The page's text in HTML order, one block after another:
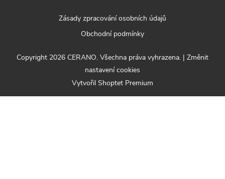
Zásady zpracování osobních údajů
Obchodní podmínky
Vytvořil Shoptet Premium
Copyright 2026 CERANO. Všechna práva vyhrazena. | Změnit
nastavení cookies